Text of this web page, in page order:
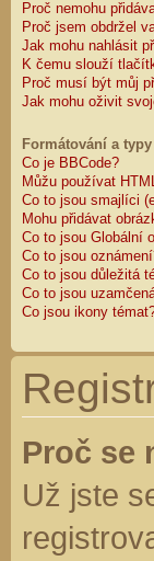
Proč nemohu
Proč jsem obdržel
Jak mohu nahlásit
K čemu slouží
Proč musí být můj
Jak mohu oživit
Formátování a
Co je BBCode?
Můžu používat
Co to jsou smajlíci
Mohu přidávat
Co to jsou Globální
Co to jsou
Co to jsou důležitá
Co to jsou
Co jsou ikony
Proč se
Už jste